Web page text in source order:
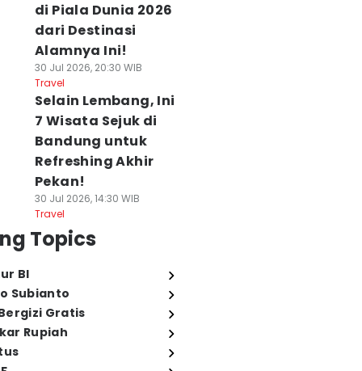
di Piala Dunia 2026
dari Destinasi
Alamnya Ini!
30 Jul 2026, 20:30 WIB
Travel
Selain Lembang, Ini
7 Wisata Sejuk di
Bandung untuk
Refreshing Akhir
Pekan!
30 Jul 2026, 14:30 WIB
Travel
Topics
BI
Subianto
Gratis
Rupiah